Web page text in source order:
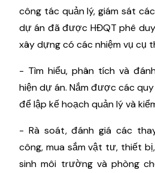
công tác quản lý, giám sát
dự án đã được HĐQT phê
xây dựng có các nhiệm vụ cụ
- Tìm hiểu, phân tích và
hiện dự án. Nắm được các
để lập kế hoạch quản lý và
- Rà soát, đánh giá các
công, mua sắm vật tư, thiết
sinh môi trường và phòng